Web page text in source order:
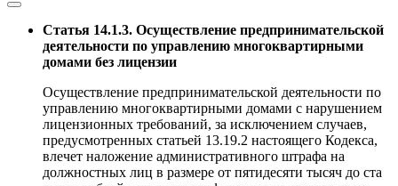
Статья 14.1.3. Осуществление предпринимательской
деятельности по управлению многоквартирными
домами без лицензии
Осуществление предпринимательской деятельности по
управлению многоквартирными домами с нарушением
лицензионных требований, за исключением случаев,
предусмотренных статьей 13.19.2 настоящего Кодекса,
влечет наложение административного штрафа на
должностных лиц в размере от пятидесяти тысяч до ста